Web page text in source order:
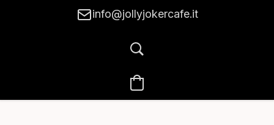
info@jollyjokercafe.it